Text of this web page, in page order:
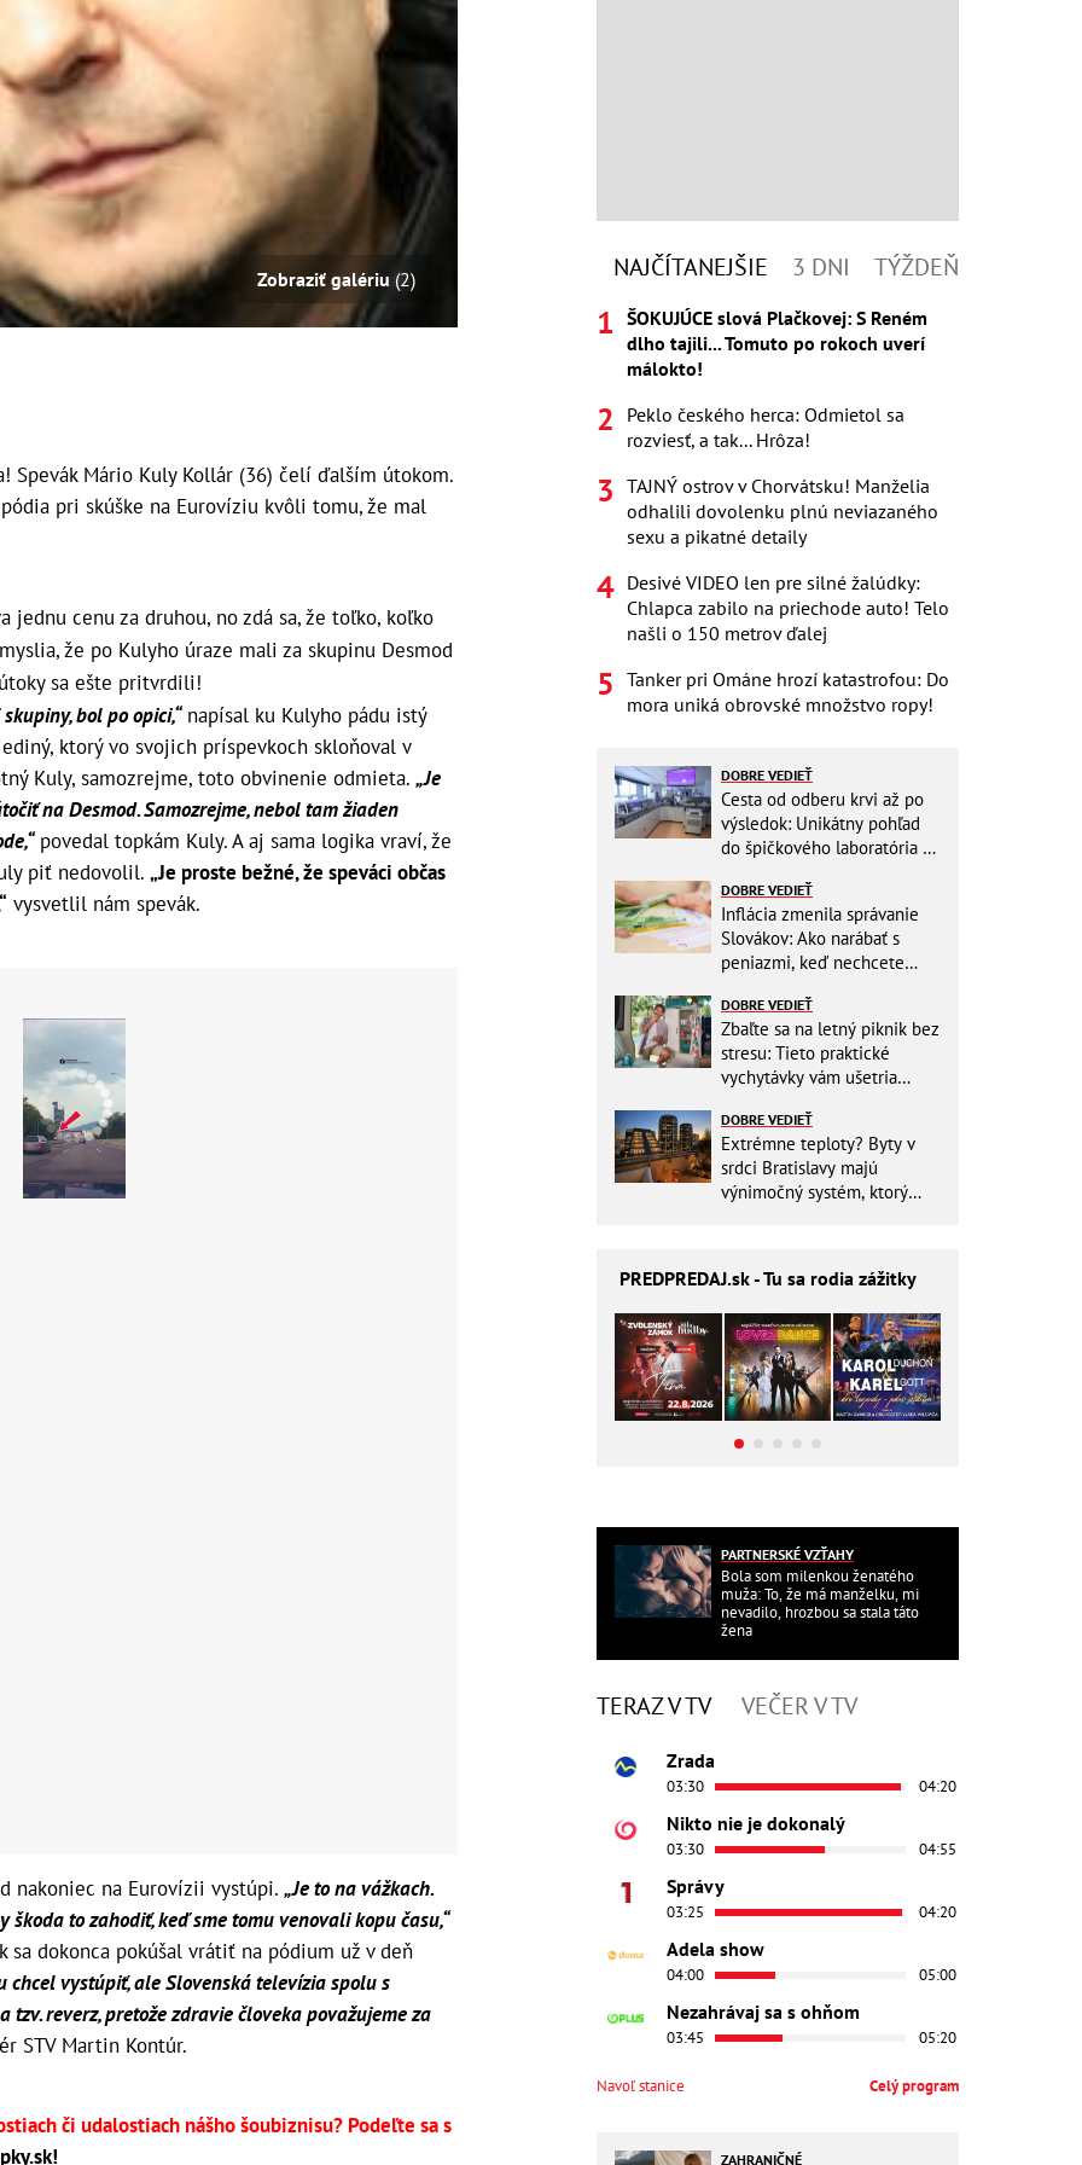
Zobraziť galériu (2)
Spevák Mário Kuly Kollár (36) čelí ďalším útokom.
pri skúške na Eurovíziu kvôli tomu, že mal
jednu cenu za druhou, no zdá sa, že toľko, koľko
že po Kulyho úraze mali za skupinu Desmod
sa ešte pritvrdili!
bol po opici,“napísal ku Kulyho pádu istý
ktorý vo svojich príspevkoch skloňoval v
Kuly, samozrejme, toto obvinenie odmieta. „Je
na Desmod. Samozrejme, nebol tam žiaden
povedal topkám Kuly. A aj sama logika vraví, že
piť nedovolil. „Je proste bežné, že speváci občas
vysvetlil nám spevák.
nakoniec na Eurovízii vystúpi. „Je to na vážkach.
to zahodiť, keď sme tomu venovali kopu času,“
sa dokonca pokúšal vrátiť na pódium už v deň
chcel vystúpiť, ale Slovenská televízia spolu s
reverz, pretože zdravie človeka považujeme za
STV Martin Kontúr.
či udalostiach nášho šoubiznisu? Podeľte sa s
!
NAJČÍTANEJŠIE 3 DNI TÝŽDEŇ
ŠOKUJÚCE slová Plačkovej: S Reném
dlho tajili... Tomuto po rokoch uverí
málokto!
Peklo českého herca: Odmietol sa
rozviesť, a tak... Hrôza!
TAJNÝ ostrov v Chorvátsku! Manželia
odhalili dovolenku plnú neviazaného
sexu a pikatné detaily
Desivé VIDEO len pre silné žalúdky:
Chlapca zabilo na priechode auto! Telo
našli o 150 metrov ďalej
Tanker pri Ománe hrozí katastrofou: Do
mora uniká obrovské množstvo ropy!
DOBRE VEDIEŤ
Cesta od odberu krvi až po
výsledok: Unikátny pohľad
do špičkového laboratória na
DOBRE VEDIEŤ
Inflácia zmenila správanie
Slovákov: Ako narábať s
peniazmi, keď nechcete
DOBRE VEDIEŤ
Zbaľte sa na letný piknik bez
stresu: Tieto praktické
vychytávky vám ušetria
DOBRE VEDIEŤ
Extrémne teploty? Byty v
srdci Bratislavy majú
výnimočný systém, ktorý
PREDPREDAJ.sk - Tu sa rodia zážitky
PARTNERSKÉ VZŤAHY
Bola som milenkou ženatého
muža: To, že má manželku, mi
nevadilo, hrozbou sa stala táto
žena
TERAZ V TV VEČER V TV
Zrada
03:30 04:20
Nikto nie je dokonalý
03:30 04:55
Správy
03:25 04:20
Adela show
04:00 05:00
Nezahrávaj sa s ohňom
03:45 05:20
Navoľ stanice Celý program
ZAHRANIČNÉ